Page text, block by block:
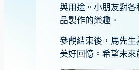
與用途。小朋友對
品製作的樂趣。
參觀結束後，馬先
美好回憶。希望未來